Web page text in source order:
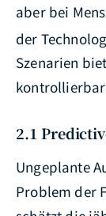
aber bei
der
Szenarien
2.1
Ungeplante
Problem der